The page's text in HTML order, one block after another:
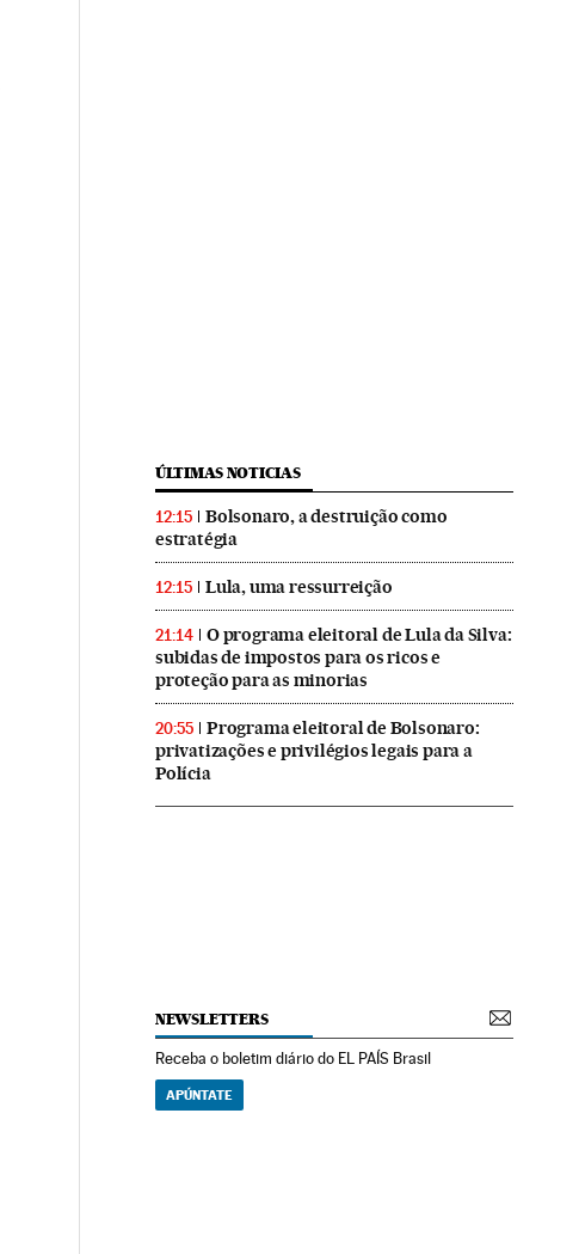
ÚLTIMAS NOTICIAS
12:15
Bolsonaro, a destruição como
estratégia
12:15 Lula, uma ressurreição
21:14
O programa eleitoral de Lula da Silva:
subidas de impostos para os ricos e
proteção para as minorias
20:55
Programa eleitoral de Bolsonaro:
privatizações e privilégios legais para a
Polícia
NEWSLETTERS
Receba o boletim diário do EL PAÍS Brasil
APÚNTATE